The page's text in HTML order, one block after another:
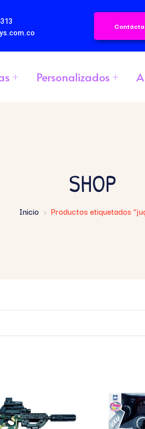
Personalizados
SHOP
Inicio Productos etiquetados